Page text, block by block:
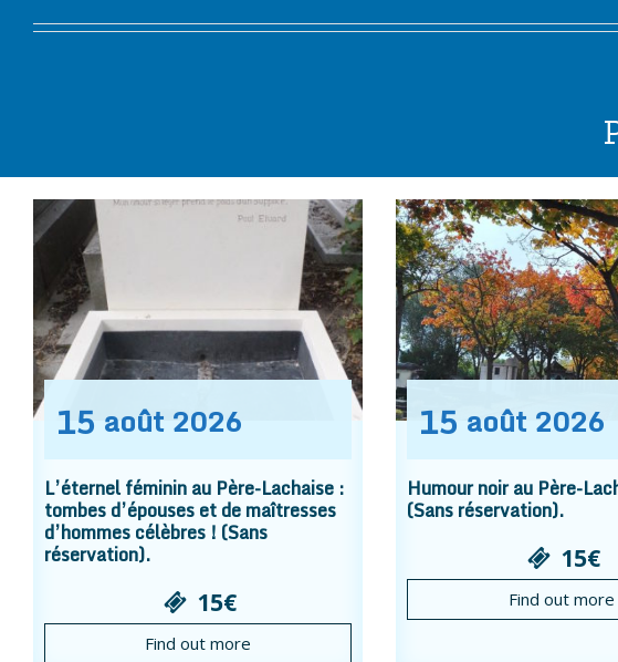
15 août 2026
L’éternel féminin au Père-Lachaise :
tombes d’épouses et de maîtresses
d’hommes célèbres ! (Sans
réservation).
15€
Find out more
15 août 2026
Humour noir au Père-
(Sans réservation).
15€
Find out more